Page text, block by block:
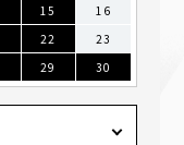
15
16
22
23
29 30